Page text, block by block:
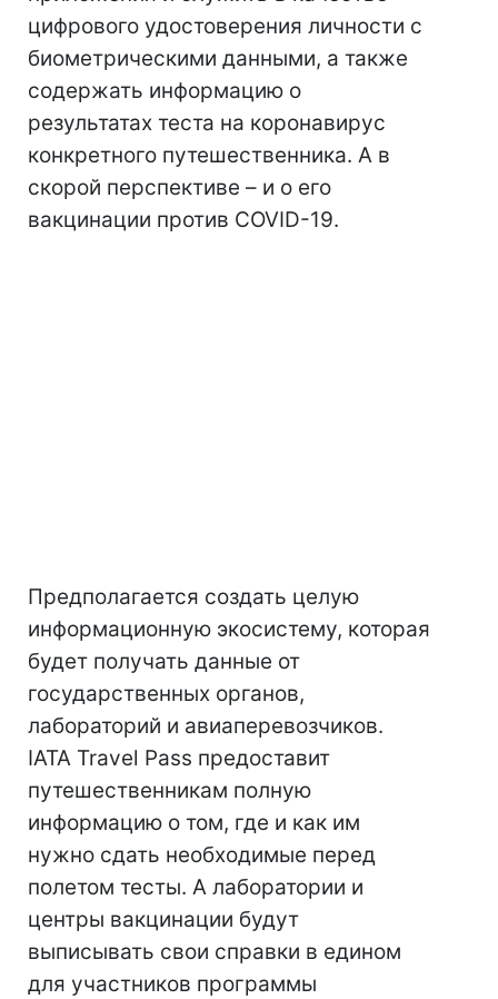
цифрового удостоверения личности с
биометрическими данными, а также
содержать информацию о
результатах теста на коронавирус
конкретного путешественника. А в
скорой перспективе – и о его
вакцинации против COVID-19.
Предполагается создать целую
информационную экосистему, которая
будет получать данные от
государственных органов,
лабораторий и авиаперевозчиков.
IATA Travel Pass предоставит
путешественникам полную
информацию о том, где и как им
нужно сдать необходимые перед
полетом тесты. А лаборатории и
центры вакцинации будут
выписывать свои справки в едином
для участников программы